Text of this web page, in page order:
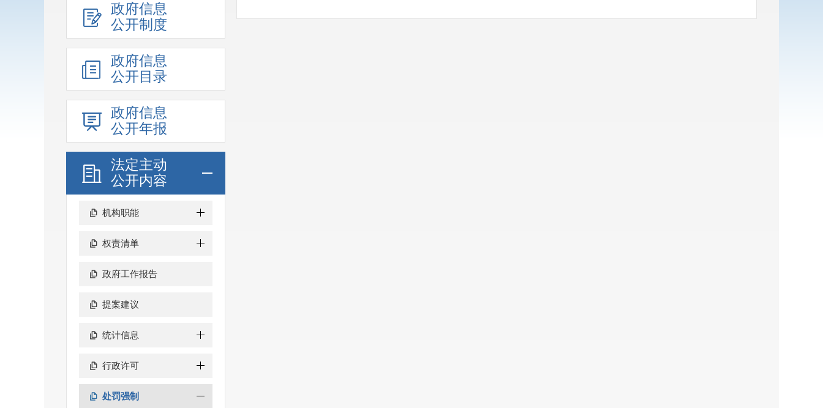
政府信息
公开制度
政府信息
公开目录
政府信息
公开年报
法定主动
公开内容
机构职能
权责清单
政府工作报告
提案建议
统计信息
行政许可
处罚强制